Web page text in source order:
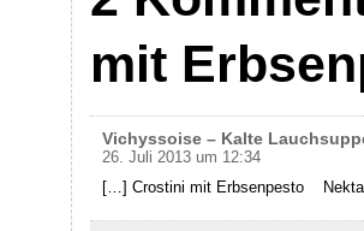
mit
Vichyssoise – Kalte
26. Juli 2013 um 12:34
[…] Crostini mit Erbsenpesto